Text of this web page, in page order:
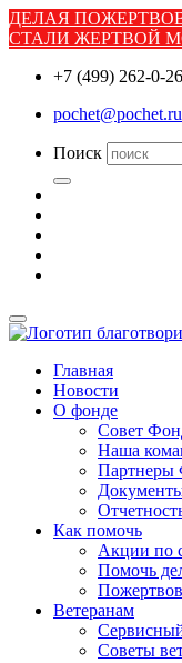
ДЕЛАЯ
СТАЛИ ЖЕРТВОЙ
+7 (499) 262-0-
pochet@pochet.ru
Поиск
Главная
Новости
О фонде
Совет
Наша
Партнеры
Как помочь
Акции по
Помочь
Ветеранам
Советы